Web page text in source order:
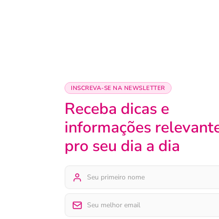
INSCREVA-SE NA NEWSLETTER
Receba dicas e
informações
pro seu dia a dia